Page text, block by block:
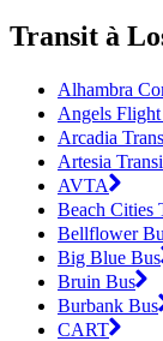
Transit à
Alhambra
Angels
Arcadia
Artesia
AVTA
Beach Cities
Bellflower
Big Blue Bus
Bruin Bus
Burbank Bus
CART